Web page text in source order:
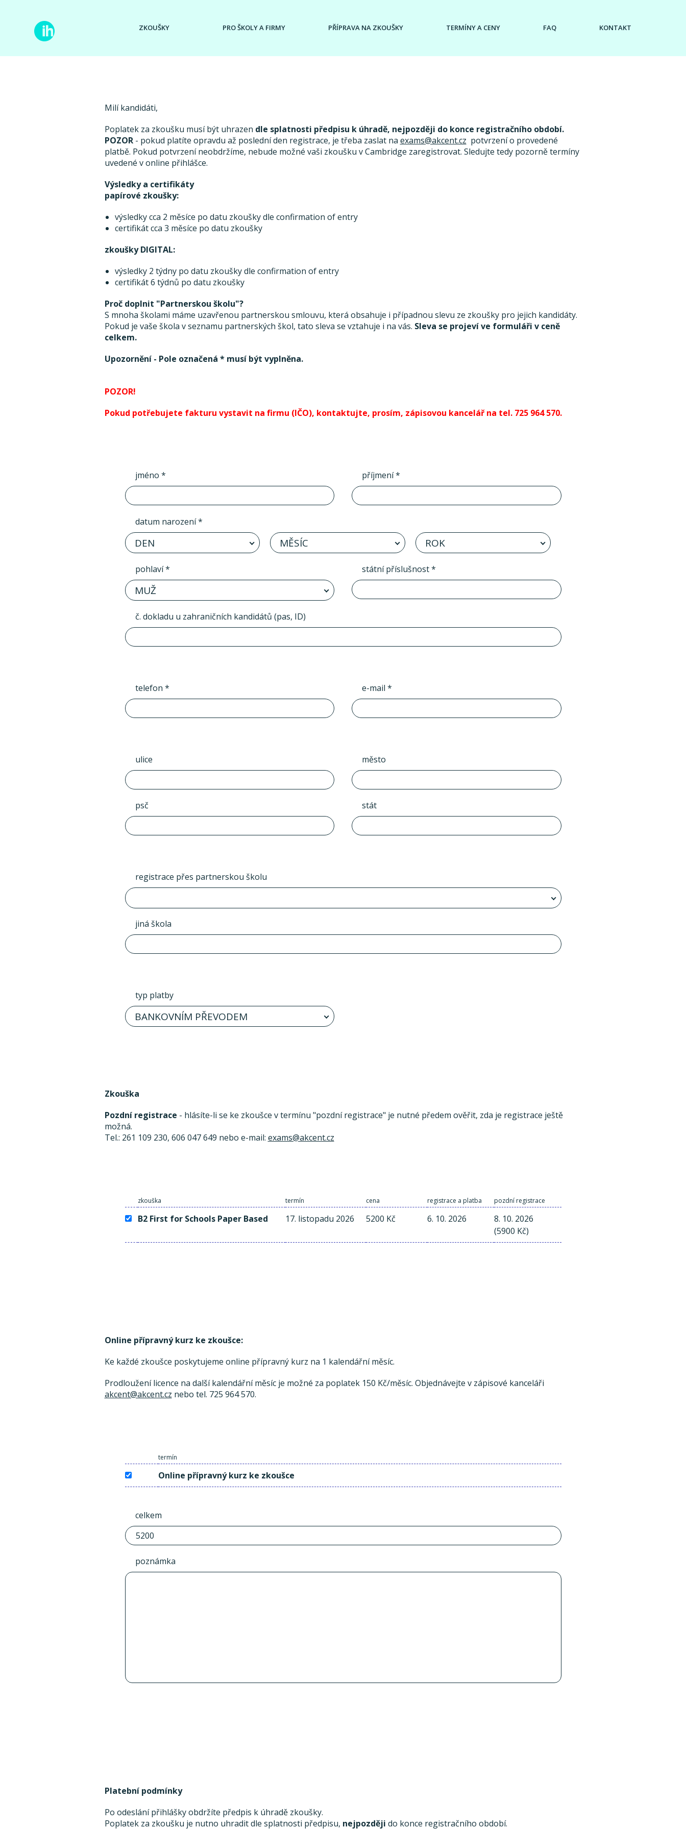
ZKOUŠKY PRO ŠKOLY A FIRMY PŘÍPRAVA NA ZKOUŠKY TERMÍNY A CENY FAQ KONTAKT
Milí kandidáti,
Poplatek za zkoušku musí být uhrazen dle splatnosti předpisu k úhradě, nejpozději do konce registračního období.
POZOR- pokud platíte opravdu až poslední den registrace, je třeba zaslat na exams@akcent.cz potvrzení o provedené
platbě. Pokud potvrzení neobdržíme, nebude možné vaši zkoušku v Cambridge zaregistrovat. Sledujte tedy pozorně termíny
uvedené v online přihlášce.
Výsledky a certifikáty
papírové zkoušky:
výsledky cca 2 měsíce po datu zkoušky dle confirmation of entry
certifikát cca 3 měsíce po datu zkoušky
zkoušky DIGITAL:
výsledky 2 týdny po datu zkoušky dle confirmation of entry
certifikát 6 týdnů po datu zkoušky
Proč doplnit "Partnerskou školu"?
S mnoha školami máme uzavřenou partnerskou smlouvu, která obsahuje i případnou slevu ze zkoušky pro jejich kandidáty.
Pokud je vaše škola v seznamu partnerských škol, tato sleva se vztahuje i na vás. Sleva se projeví ve formuláři v ceně
celkem.
Upozornění - Pole označená * musí být vyplněna.
POZOR!
Pokud potřebujete fakturu vystavit na firmu (IČO), kontaktujte, prosím, zápisovou kancelář na tel. 725 964 570.
jméno * příjmení *
datum narození *
DEN MĚSÍC ROK
pohlaví *
MUŽ
státní příslušnost *
č. dokladu u zahraničních kandidátů (pas, ID)
telefon * e-mail *
ulice město
psč stát
registrace přes partnerskou školu
jiná škola
typ platby
BANKOVNÍM PŘEVODEM
Zkouška
Pozdní registrace - hlásíte-li se ke zkoušce v termínu "pozdní registrace" je nutné předem ověřit, zda je registrace ještě
možná.
Tel.: 261 109 230, 606 047 649 nebo e-mail: exams@akcent.cz
zkouška termín cena registrace a platba pozdní registrace
B2 First for Schools Paper Based 17. listopadu 2026 5200 Kč 6. 10. 2026
8. 10. 2026
(5900 Kč)
Online přípravný kurz ke zkoušce:
Ke každé zkoušce poskytujeme online přípravný kurz na 1 kalendářní měsíc.
Prodloužení licence na další kalendářní měsíc je možné za poplatek 150 Kč/měsíc. Objednávejte v zápisové kanceláři
akcent@akcent.cz nebo tel. 725 964 570.
termín
Online přípravný kurz ke zkoušce
celkem
poznámka
Platební podmínky
Po odeslání přihlášky obdržíte předpis k úhradě zkoušky.
Poplatek za zkoušku je nutno uhradit dle splatnosti předpisu, nejpozději do konce registračního období.